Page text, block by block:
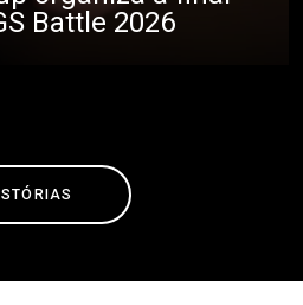
Battle 2026